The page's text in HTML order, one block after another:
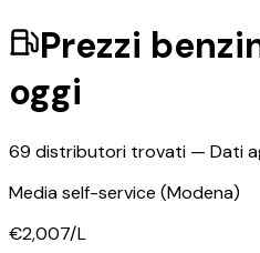
Prezzi
oggi
69 distributori trovati — Dati
Media self-service (Modena)
€2,007/L